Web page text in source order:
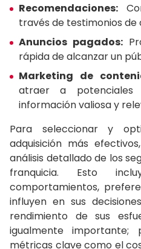
Recomendaciones:
través de testimonios de
Anuncios pagados:
rápida de alcanzar un
Marketing de
atraer a
información valiosa y
Para seleccionar y
adquisición más
análisis detallado de los
franquicia. Esto
comportamientos,
influyen en sus
rendimiento de sus
igualmente
métricas clave como el